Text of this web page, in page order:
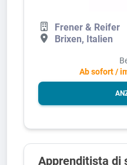
Frener & Reifer
Brixen, Italien
Ab sofort /
Apprenditista di